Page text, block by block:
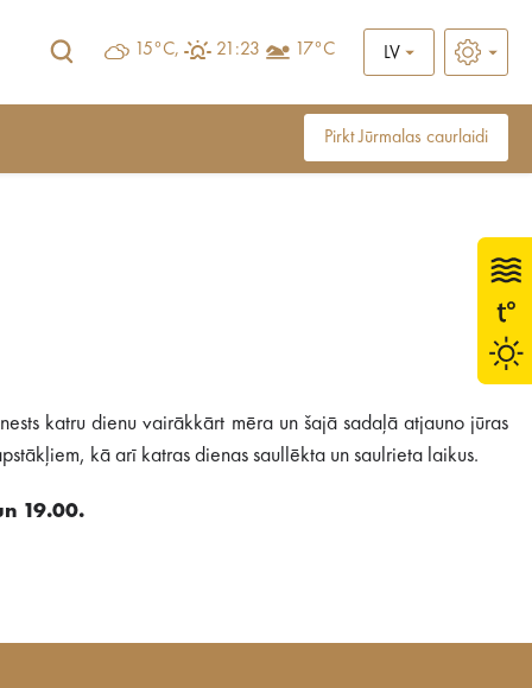
15°C, 21:23 17°C LV
Pirkt Jūrmalas caurlaidi
katru dienu vairākkārt mēra un šajā sadaļā atjauno jūras
kā arī katras dienas saullēkta un saulrieta laikus.
19.00.